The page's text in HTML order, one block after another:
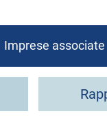
Imprese associate